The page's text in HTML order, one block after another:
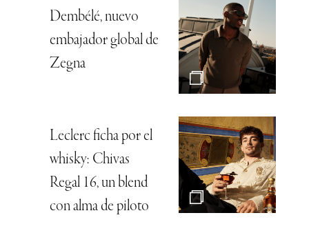
Dembélé, nuevo
embajador global de
Zegna
Leclerc ficha por el
whisky: Chivas
Regal 16, un blend
con alma de piloto